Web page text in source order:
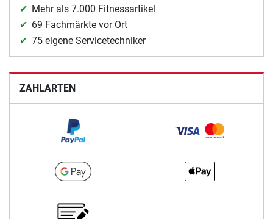
Mehr als 7.000 Fitnessartikel
69 Fachmärkte vor Ort
75 eigene Servicetechniker
ZAHLARTEN